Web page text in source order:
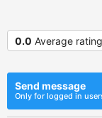
0.0 Average rating
Send message
Only for logged in